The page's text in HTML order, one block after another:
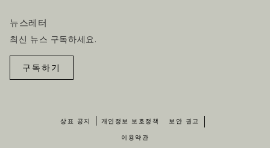
뉴스레터
최신 뉴스 구독하세요.
구독하기
상표 공지 개인정보 보호정책 보안 권고
이용약관